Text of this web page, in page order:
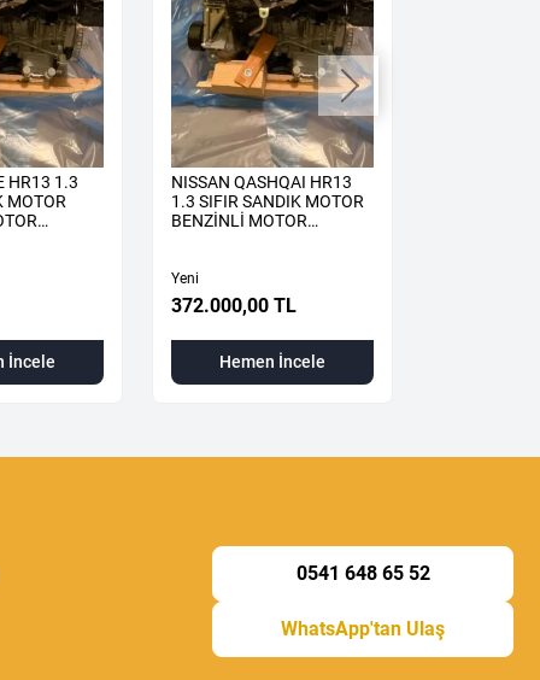
HR13 1.3
MOTOR
İncele
NISSAN QASHQAI HR13
1.3 SIFIR SANDIK MOTOR
BENZİNLİ MOTOR
Yeni
372.000,00 TL
Hemen İncele
0541 648 65 52
WhatsApp'tan Ulaş